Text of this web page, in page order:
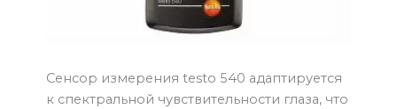
Сенсор измерения testo 540 адаптируется
к спектральной чувствительности глаза, что